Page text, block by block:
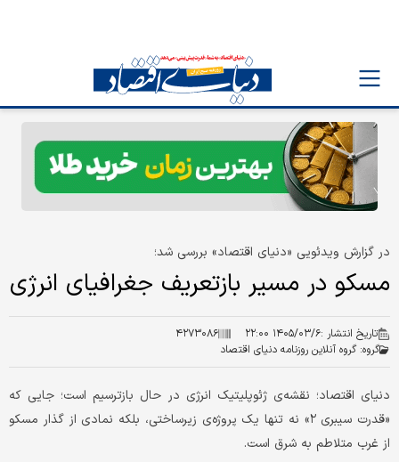
در گزارش ویدئویی «دنیای اقتصاد» بررسی شد؛
مسکو در مسیر بازتعریف جغرافیای انرژی
تاریخ انتشار :۱۴۰۵/۰۳/۶ ۲۲:۰۰
۴۲۷۳۰۸۶
گروه: گروه آنلاین روزنامه دنیای اقتصاد
دنیای اقتصاد؛ نقشه‌ی ژئوپلیتیک انرژی در حال بازترسیم است؛ جایی که
«قدرت سیبری ۲» نه تنها یک پروژه‌ی زیرساختی، بلکه نمادی از گذار مسکو
از غرب متلاطم به شرق است.